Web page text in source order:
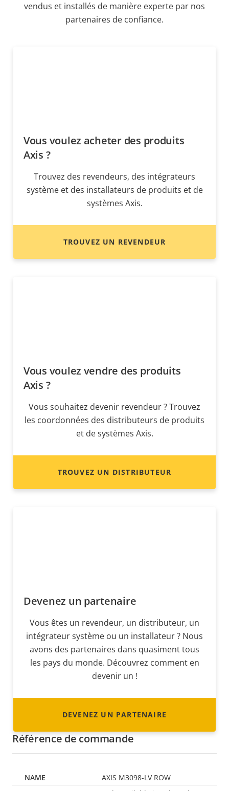
vendus et installés de manière experte par nos
partenaires de confiance.
Vous voulez acheter des produits
Axis ?
Trouvez des revendeurs, des intégrateurs
système et des installateurs de produits et de
systèmes Axis.
TROUVEZ UN REVENDEUR
Vous voulez vendre des produits
Axis ?
Vous souhaitez devenir revendeur ? Trouvez
les coordonnées des distributeurs de produits
et de systèmes Axis.
TROUVEZ UN DISTRIBUTEUR
Devenez un partenaire
Vous êtes un revendeur, un distributeur, un
intégrateur système ou un installateur ? Nous
avons des partenaires dans quasiment tous
les pays du monde. Découvrez comment en
devenir un !
DEVENEZ UN PARTENAIRE
Référence de commande
AXIS M3098-LV ROW